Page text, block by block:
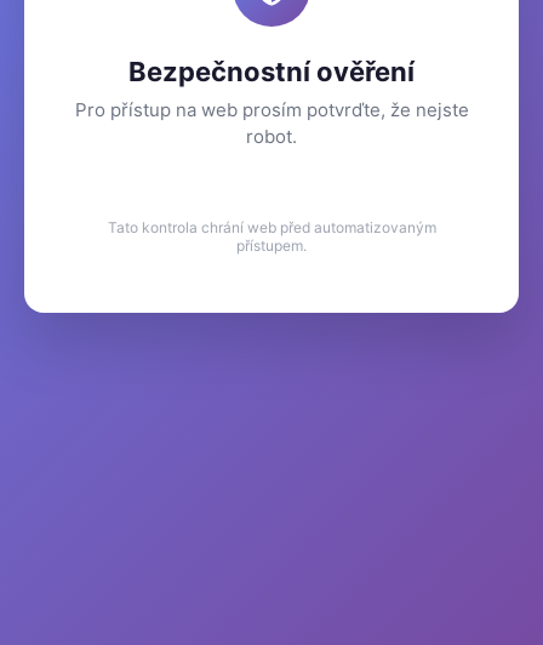
Bezpečnostní ověření
Pro přístup na web prosím potvrďte, že nejste
robot.
Tato kontrola chrání web před automatizovaným
přístupem.